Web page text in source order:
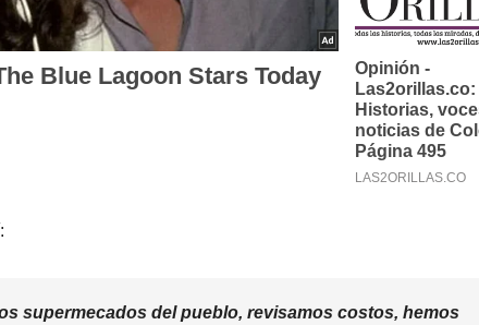
supermecados del pueblo, revisamos costos, hemos